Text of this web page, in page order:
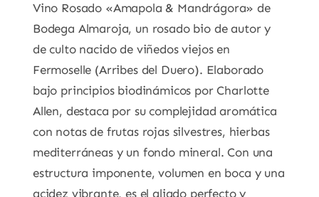
Vino Rosado «Amapola & Mandrágora» de
Bodega Almaroja, un rosado bio de autor y
de culto nacido de viñedos viejos en
Fermoselle (Arribes del Duero). Elaborado
bajo principios biodinámicos por Charlotte
Allen, destaca por su complejidad aromática
con notas de frutas rojas silvestres, hierbas
mediterráneas y un fondo mineral. Con una
estructura imponente, volumen en boca y una
acidez vibrante, es el aliado perfecto y